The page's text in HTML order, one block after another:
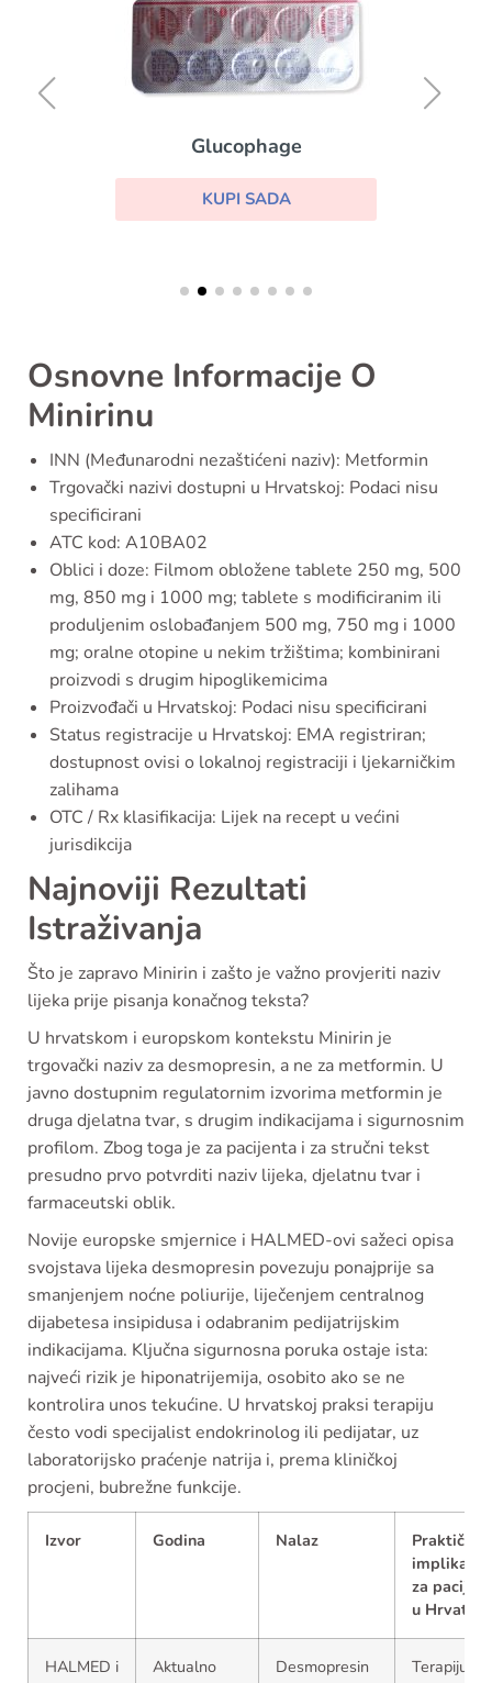
Glucophage
KUPI SADA
Osnovne Informacije O
Minirinu
INN (Međunarodni nezaštićeni naziv): Metformin
Trgovački nazivi dostupni u Hrvatskoj: Podaci nisu
specificirani
ATC kod: A10BA02
Oblici i doze: Filmom obložene tablete 250 mg, 500
mg, 850 mg i 1000 mg; tablete s modificiranim ili
produljenim oslobađanjem 500 mg, 750 mg i 1000
mg; oralne otopine u nekim tržištima; kombinirani
proizvodi s drugim hipoglikemicima
Proizvođači u Hrvatskoj: Podaci nisu specificirani
Status registracije u Hrvatskoj: EMA registriran;
dostupnost ovisi o lokalnoj registraciji i ljekarničkim
zalihama
OTC / Rx klasifikacija: Lijek na recept u većini
jurisdikcija
Najnoviji Rezultati
Istraživanja
Što je zapravo Minirin i zašto je važno provjeriti naziv
lijeka prije pisanja konačnog teksta?
U hrvatskom i europskom kontekstu Minirin je
trgovački naziv za desmopresin, a ne za metformin. U
javno dostupnim regulatornim izvorima metformin je
druga djelatna tvar, s drugim indikacijama i sigurnosnim
profilom. Zbog toga je za pacijenta i za stručni tekst
presudno prvo potvrditi naziv lijeka, djelatnu tvar i
farmaceutski oblik.
Novije europske smjernice i HALMED-ovi sažeci opisa
svojstava lijeka desmopresin povezuju ponajprije sa
smanjenjem noćne poliurije, liječenjem centralnog
dijabetesa insipidusa i odabranim pedijatrijskim
indikacijama. Ključna sigurnosna poruka ostaje ista:
najveći rizik je hiponatrijemija, osobito ako se ne
kontrolira unos tekućine. U hrvatskoj praksi terapiju
često vodi specijalist endokrinolog ili pedijatar, uz
laboratorijsko praćenje natrija i, prema kliničkoj
procjeni, bubrežne funkcije.
Izvor Godina Nalaz
Praktična
implikacija
za
u
HALMED i
Aktualno
Desmopresin
Terapiju